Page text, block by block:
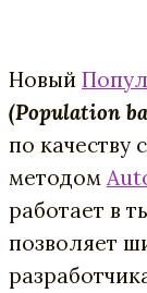
Новый
(Population
по
методом
работает в
позволяет